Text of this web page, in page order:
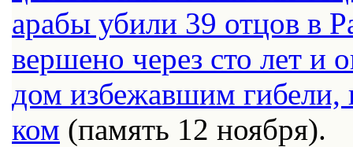
ара­бы у­би­ли 39 от­цов в
вер­ше­но через сто лет и
дом из­бе­жав­шим
ком (па­мять 12 но­яб­ря).